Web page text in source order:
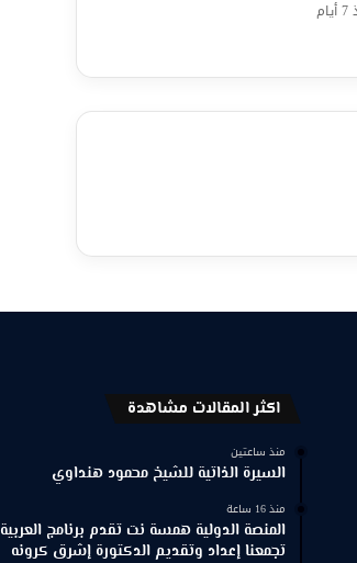
اكثر المقالات مشاهدة
منذ ساعتين
السيرة الذاتية للشيخ محمود هنداوي
منذ 16 ساعة
المنصة الدولية همسة نت تقدم برنامج العربية
تجمعنا إعداد وتقديم الدكتورة إشرق كرونه